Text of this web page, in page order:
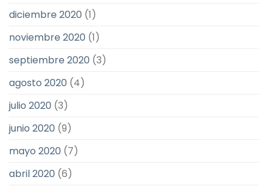
diciembre 2020 (1)
noviembre 2020 (1)
septiembre 2020 (3)
agosto 2020 (4)
julio 2020 (3)
junio 2020 (9)
mayo 2020 (7)
abril 2020 (6)